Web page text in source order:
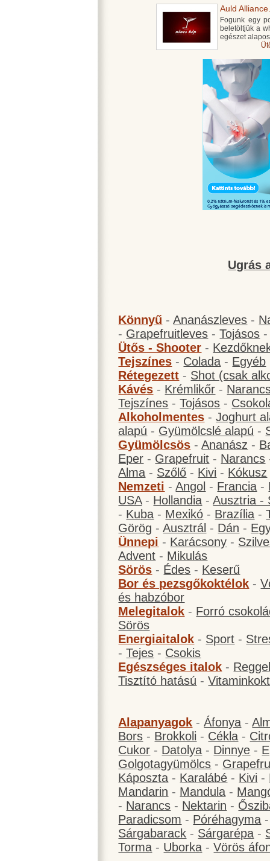
Auld
Fogunk egy
beletöltjük a
egészet
Ugrás
Könnyű -Ananászleves -
- Grapefruitleves -Tojásos
Ütős - Shooter -
Tejszínes - Colada - Egyéb
Rétegezett - Shot (csak
Kávés - Krémlikőr -
Tejszínes -Tojásos -
Alkoholmentes -Joghurt
alapú - Gyümölcslé alapú -
Gyümölcsös -Ananász -
Eper - Grapefruit - Narancs
Alma - Szőlő - Kivi - Kókusz
Nemzeti -Angol - Francia -
USA- Hollandia -Ausztria -
- Kuba - Mexikó - Brazília -
Görög -Ausztrál - Dán -
Ünnepi - Karácsony -
Advent - Mikulás
Sörös - Édes - Keserű
Bor és pezsgőkoktélok -
és habzóbor
Melegitalok - Forró
Sörös
Energiaitalok - Sport -
-Tejes - Csokis
Egészséges italok -
Tisztító hatású -
Alapanyagok -Áfonya -
Bors - Brokkoli - Cékla -
Cukor - Datolya - Dinnye -
Golgotagyümölcs -
Káposzta - Karalábé - Kivi -
Mandarin - Mandula -
- Narancs - Nektarin -
Paradicsom - Póréhagyma
Sárgabarack - Sárgarépa -
Torma - Uborka -Vörös